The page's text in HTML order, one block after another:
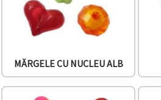
MĂRGELE CU NUCLEU ALB